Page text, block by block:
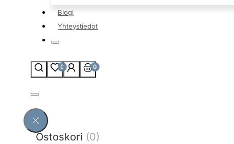
Blogi
Yhteystiedot
0 0
Ostoskori (0)